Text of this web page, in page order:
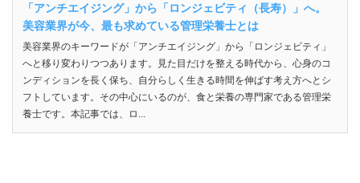
「アンチエイジング」から「ロンジェビティ（長寿）」へ。
美容業界が今、最も求めている管理栄養士とは
美容業界のキーワードが「アンチエイジング」から「ロンジェビティ」
へと移り変わりつつあります。見た目だけを整える時代から、心身のコ
ンディションを長く保ち、自分らしく生きる時間を伸ばす考え方へとシ
フトしています。その中心にいるのが、食と栄養の専門家である管理栄
養士です。本記事では、ロ...